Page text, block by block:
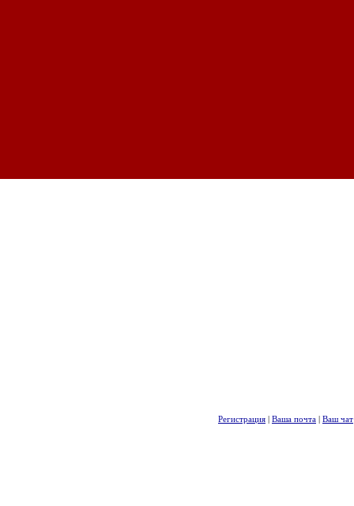
Регистрация | Ваша почта | Ваш чат